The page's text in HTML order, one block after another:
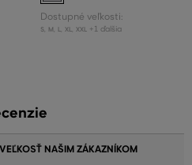
Dostupné veľkosti:
S M L XL XXL +1 ďalšia
NAŠIM ZÁKAZNÍKOM